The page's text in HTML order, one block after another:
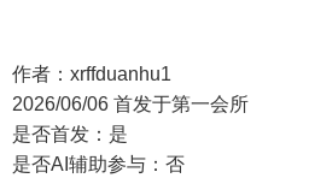
作者：xrffduanhu1
2026/06/06 首发于第一会所
是否首发：是
是否AI辅助参与：否